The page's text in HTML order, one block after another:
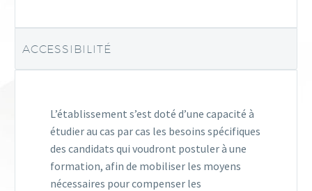
ACCESSIBILITÉ
L’établissement s’est doté d’une capacité à
étudier au cas par cas les besoins spécifiques
des candidats qui voudront postuler à une
formation, afin de mobiliser les moyens
nécessaires pour compenser les